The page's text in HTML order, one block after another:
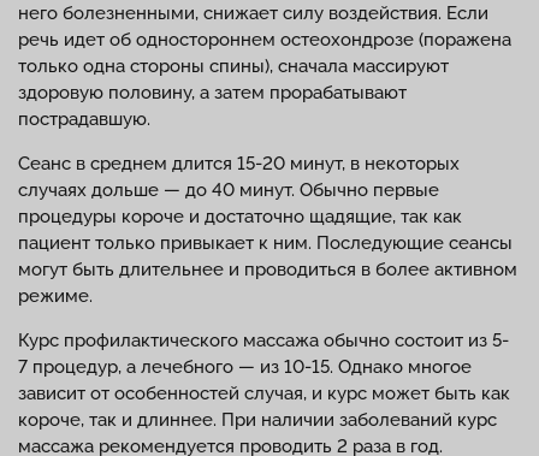
него болезненными, снижает силу воздействия. Если
речь идет об одностороннем остеохондрозе (поражена
только одна стороны спины), сначала массируют
здоровую половину, а затем прорабатывают
пострадавшую.
Сеанс в среднем длится 15-20 минут, в некоторых
случаях дольше — до 40 минут. Обычно первые
процедуры короче и достаточно щадящие, так как
пациент только привыкает к ним. Последующие сеансы
могут быть длительнее и проводиться в более активном
режиме.
Курс профилактического массажа обычно состоит из 5-
7 процедур, а лечебного — из 10-15. Однако многое
зависит от особенностей случая, и курс может быть как
короче, так и длиннее. При наличии заболеваний курс
массажа рекомендуется проводить 2 раза в год.